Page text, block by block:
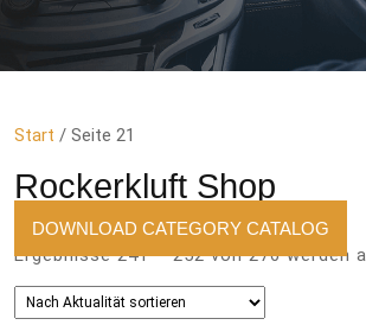
Start / Seite 21
Rockerkluft Shop
DOWNLOAD CATEGORY CATALOG
Ergebnisse 241 – 252 von 276 werden